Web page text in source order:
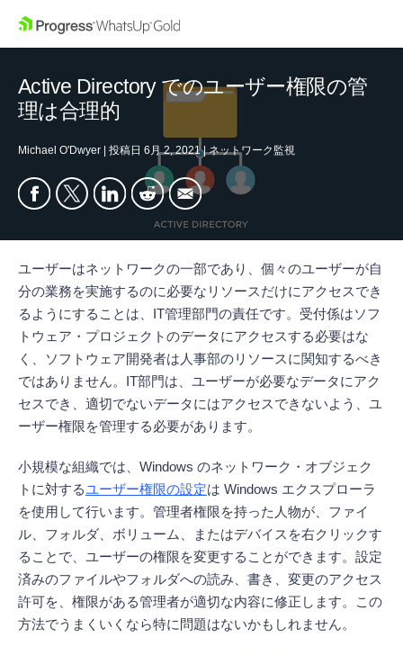
Active Directory でのユーザー権限の管
理は合理的
Michael O'Dwyer 投稿日 6月 2, 2021 |ネットワーク監視
ユーザーはネットワークの一部であり、個々のユーザーが自
分の業務を実施するのに必要なリソースだけにアクセスでき
るようにすることは、IT管理部門の責任です。受付係はソフ
トウェア・プロジェクトのデータにアクセスする必要はな
く、ソフトウェア開発者は人事部のリソースに関知するべき
ではありません。IT部門は、ユーザーが必要なデータにアク
セスでき、適切でないデータにはアクセスできないよう、ユ
ーザー権限を管理する必要があります。
小規模な組織では、Windows のネットワーク・オブジェク
トに対するユーザー権限の設定は Windows エクスプローラ
を使用して行います。管理者権限を持った人物が、ファイ
ル、フォルダ、ボリューム、またはデバイスを右クリックす
ることで、ユーザーの権限を変更することができます。設定
済みのファイルやフォルダへの読み、書き、変更のアクセス
許可を、権限がある管理者が適切な内容に修正します。この
方法でうまくいくなら特に問題はないかもしれません。